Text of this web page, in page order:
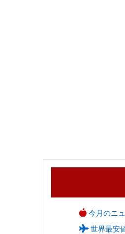
今月のニ
世界最安